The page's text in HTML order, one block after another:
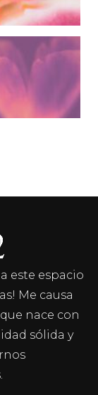
este espacio
Me causa
nace con
sólida y